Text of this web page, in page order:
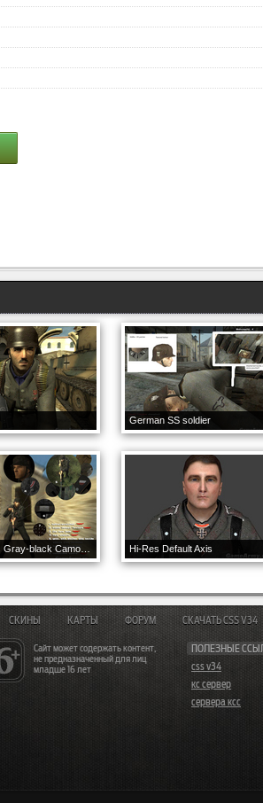
German SS soldier
Hi-Res Default Axis
Сайт может содержать контент,
не предназначенный для лиц
младше 16 лет
ПОЛЕЗНЫЕ
css v34
кс сервер
сервера ксс
СКИНЫ КАРТЫ ФОРУМ СКАЧАТЬ CSS V34